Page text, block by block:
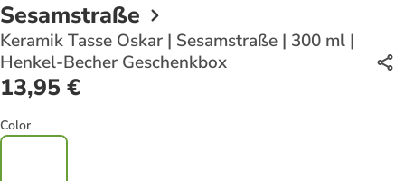
Sesamstraße
Keramik Tasse Oskar | Sesamstraße | 300 ml |
Henkel-Becher Geschenkbox
13,95 €
Color